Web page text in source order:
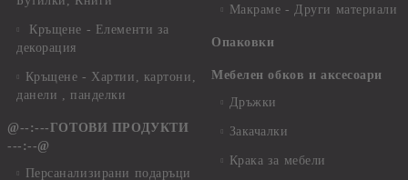
Кръщене - Елементи за
декорация
Кръщене - Хартии, картони,
данели , панделки
@--:---ГОТОВИ ПРОДУКТИ
---:--@
Персанализирани подаръци
Макраме - Други материали
Опаковки
Мебелен обков и аксесоари
Дръжки
Закачалки
Крака за мебели